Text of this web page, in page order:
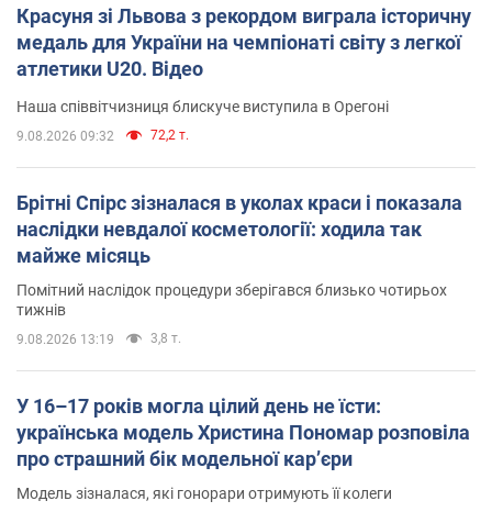
Красуня зі Львова з рекордом виграла історичну
медаль для України на чемпіонаті світу з легкої
атлетики U20. Відео
Наша співвітчизниця блискуче виступила в Орегоні
9.08.2026 09:32 72,2 т.
Брітні Спірс зізналася в уколах краси і показала
наслідки невдалої косметології: ходила так
майже місяць
Помітний наслідок процедури зберігався близько чотирьох
тижнів
9.08.2026 13:19 3,8 т.
У 16–17 років могла цілий день не їсти:
українська модель Христина Пономар розповіла
про страшний бік модельної кар’єри
Модель зізналася, які гонорари отримують її колеги